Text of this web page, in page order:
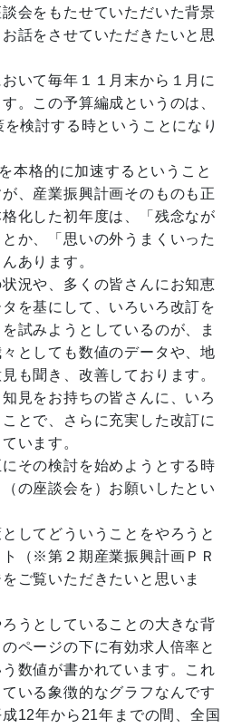
会をもたせていただいた背景
話をさせていただきたいと思
いて毎年１１月末から１月に
。この予算編成というのは、
検討する時ということになり
本格的に加速するということ
、産業振興計画そのものも正
化した初年度は、「残念なが
か、「思いの外うまくいった
あります。
況や、多くの皆さんにお知恵
を基にして、いろいろ改訂を
試みようとしているのが、ま
としても数値のデータや、地
も聞き、改善しております。
見をお持ちの皆さんに、いろ
とで、さらに充実した改訂に
います。
その検討を始めようとする時
の座談会を）お願いしたとい
してどういうことをやろうと
（※第２期産業振興計画ＰＲ
ご覧いただきたいと思いま
うとしていることの大きな背
ページの下に有効求人倍率と
数値が書かれています。これ
いる象徴的なグラフなんです
12年から21年までの間、全国